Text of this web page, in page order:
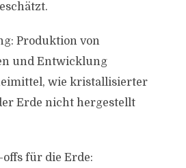
Produktion von
und Entwicklung
wie kristallisierter
Erde nicht hergestellt
für die Erde: